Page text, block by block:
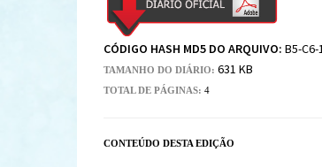
CÓDIGO HASH MD5 DO ARQUIVO: B5-C6-
TAMANHO DO DIÁRIO: 631 KB
TOTAL DE PÁGINAS: 4
CONTEÚDO DESTA EDIÇÃO